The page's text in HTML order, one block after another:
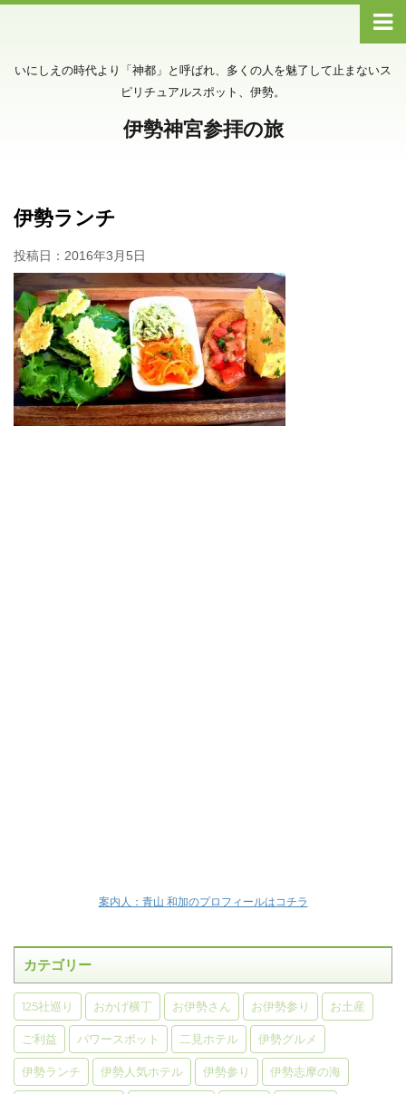
いにしえの時代より「神都」と呼ばれ、多くの人を魅了して止まないス
ピリチュアルスポット、伊勢。
伊勢神宮参拝の旅
伊勢ランチ
投稿日： 2016年3月5日
案内人：青山 和加のプロフィールはコチラ
カテゴリー
125社巡り おかげ横丁 お伊勢さん お伊勢参り お土産
ご利益 パワースポット 二見ホテル 伊勢グルメ
伊勢ランチ 伊勢人気ホテル 伊勢参り 伊勢志摩の海